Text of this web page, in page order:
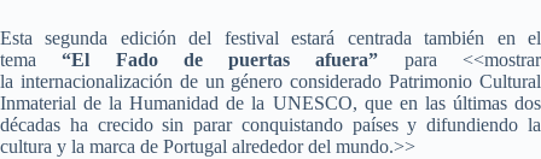
Esta segunda edición del festival estará centrada también en el
tema“El Fado de puertas afuera” para <<mostrar
la internacionalización de un género considerado Patrimonio Cultural
Inmaterial de la Humanidad de la UNESCO, que en las últimas dos
décadas ha crecido sin parar conquistando países y difundiendo la
cultura y la marca de Portugal alrededor del mundo.>>